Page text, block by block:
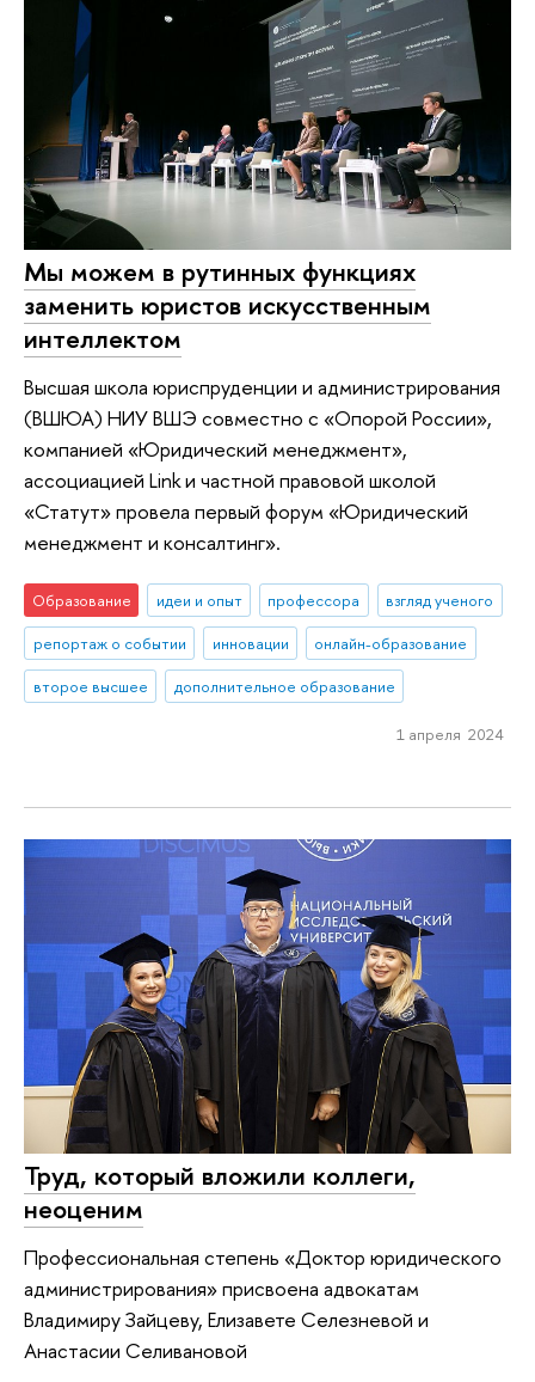
Мы можем в рутинных функциях
заменить юристов искусственным
интеллектом
Высшая школа юриспруденции и администрирования
(ВШЮА) НИУ ВШЭ совместно с «Опорой России»,
компанией «Юридический менеджмент»,
ассоциацией Link и частной правовой школой
«Статут» провела первый форум «Юридический
менеджмент и консалтинг».
Образование идеи и опыт профессора
взгляд ученого
репортаж о событии
инновации
онлайн-образование
второе высшее
дополнительное образование
1 апреля 2024
Труд, который вложили коллеги,
неоценим
Профессиональная степень «Доктор юридического
администрирования» присвоена адвокатам
Владимиру Зайцеву, Елизавете Селезневой и
Анастасии Селивановой